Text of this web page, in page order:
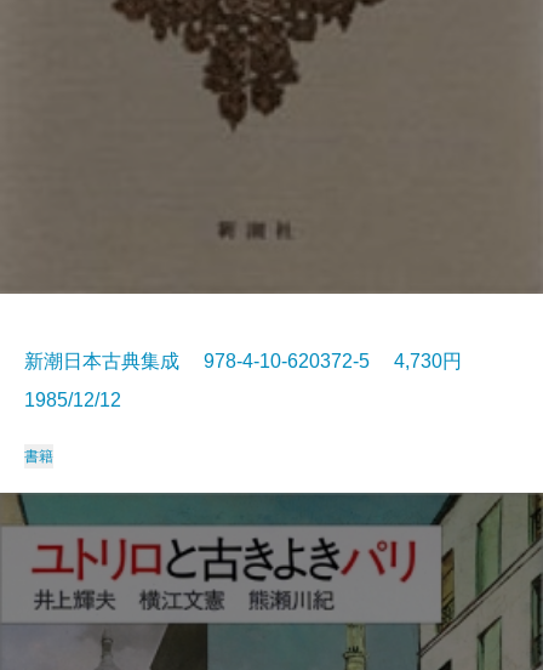
新潮日本古典集成 978-4-10-620372-5 4,730円
1985/12/12
書籍